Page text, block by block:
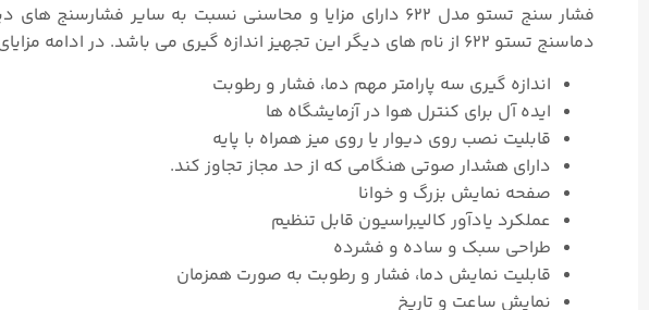
فشار سنج تستو مدل ۶۲۲ دارای مزایا و محاسنی نسبت به سایر
دماسنج تستو ۶۲۲ از نام های دیگر این تجهیز اندازه گیری می باشد. در ادامه مزایای فشار سنج ۶۲۲ ذکر شده است:
اندازه گیری سه پارامتر مهم دما، فشار و رطوبت
ایده آل برای کنترل هوا در آزمایشگاه ها
قابلیت نصب روی دیوار یا روی میز همراه با پایه
دارای هشدار صوتی هنگامی که از حد مجاز تجاوز کند.
صفحه نمایش بزرگ و خوانا
عملکرد یادآور کالیبراسیون قابل تنظیم
طراحی سبک و ساده و فشرده
قابلیت نمایش دما، فشار و رطوبت به صورت همزمان
نمایش ساعت و تاریخ